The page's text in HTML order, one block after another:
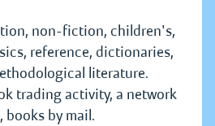
non-fiction, children's,
reference, dictionaries,
literature.
trading activity, a network
books by mail.